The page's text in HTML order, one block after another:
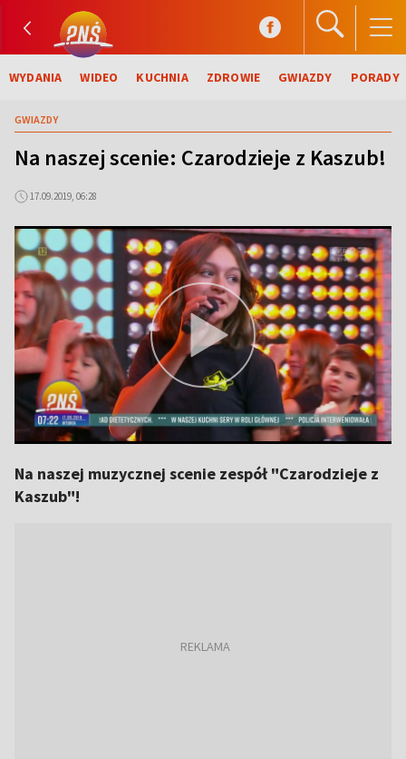
WYDANIA WIDEO KUCHNIA ZDROWIE GWIAZDY PORADY
GWIAZDY
Na naszej scenie: Czarodzieje z Kaszub!
17.09.2019, 06:28
Na naszej muzycznej scenie zespół "Czarodzieje z
Kaszub"!